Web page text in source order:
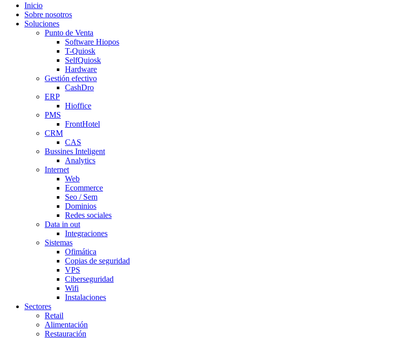
Inicio
Sobre nosotros
Soluciones
Punto de Venta
Software Hiopos
T-Quiosk
SelfQuiosk
Hardware
Gestión efectivo
CashDro
ERP
Hioffice
PMS
FrontHotel
CRM
CAS
Bussines Inteligent
Analytics
Internet
Web
Ecommerce
Seo / Sem
Dominios
Redes sociales
Data in out
Integraciones
Sistemas
Ofimática
Copias de seguridad
VPS
Ciberseguridad
Wifi
Instalaciones
Sectores
Retail
Alimentación
Restauración